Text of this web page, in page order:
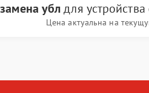
замена ублдля устройства
Цена актуальна на